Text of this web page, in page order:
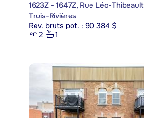
1623Z - 1647Z, Rue Léo-Thibeault
Trois-Rivières
Rev. bruts pot. : 90 384 $
2
1